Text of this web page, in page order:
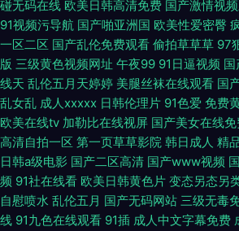
碰无码在线 欧美日韩高清免费 国产激情视
91视频污导航 国产啪亚洲国 欧美性爱密臀
一区二区 国产乱伦免费观看 偷拍草草草 97
版 三级黄色视频网址 午夜99 91日逼视频
线天 乱伦五月天婷婷 美腿丝袜在线观看 国
乱女乱 成人xxxxx 日韩伦理片 91色爱 免费
欧美在线tv 加勒比在线视屏 国产美女在线
高清自拍一区 第一页草草影院 韩日成人 精
日韩a级电影 国产二区高清 国产www视频
频 91社在线看 欧美日韩黄色片 变态另态另
自慰喷水 乱伦五月 国产无码网站 三级无毒
线 91九色在线观看 91插 成人中文字幕免费